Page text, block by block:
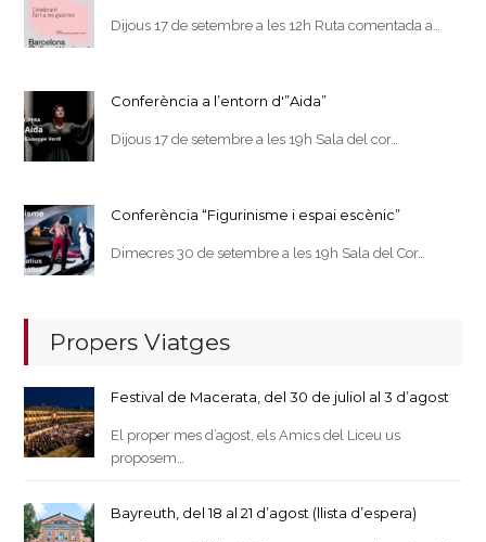
Dijous 17 de setembre a les 12h Ruta comentada a…
Conferència a l’entorn d'”Aida”
Dijous 17 de setembre a les 19h Sala del cor…
Conferència “Figurinisme i espai escènic”
Dimecres 30 de setembre a les 19h Sala del Cor…
Propers Viatges
Festival de Macerata, del 30 de juliol al 3 d’agost
El proper mes d’agost, els Amics del Liceu us
proposem…
Bayreuth, del 18 al 21 d’agost (llista d’espera)